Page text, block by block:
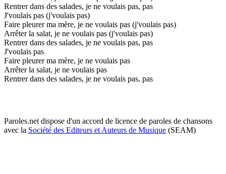
Rentrer dans des salades, je ne voulais pas, pas
J'voulais pas (j'voulais pas)
Faire pleurer ma mère, je ne voulais pas (j'voulais pas)
Arrêter la salat, je ne voulais pas (j'voulais pas)
Rentrer dans des salades, je ne voulais pas, pas
J'voulais pas
Faire pleurer ma mère, je ne voulais pas
Arrêter la salat, je ne voulais pas
Rentrer dans des salades, je ne voulais pas, pas
Paroles.net dispose d'un accord de licence de paroles de chansons
avec la Société des Editeurs et Auteurs de Musique (SEAM)